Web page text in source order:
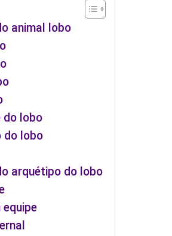
animal lobo
do lobo
do lobo
arquétipo do lobo